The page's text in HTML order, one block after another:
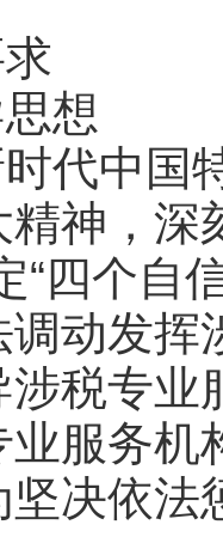
想
代中国
神，深
“四个自
调动发
税专业
服务机
决依法